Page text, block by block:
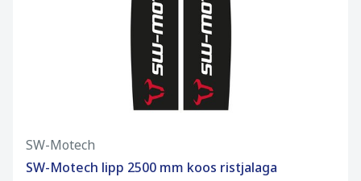
SW-Motech
SW-Motech lipp 2500 mm koos ristjalaga